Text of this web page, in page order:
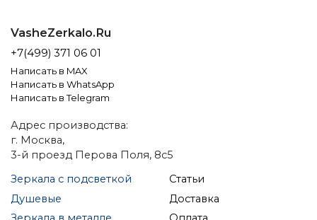
VasheZerkalo.Ru
+7(499) 371 06 01
Написать в MAX
Написать в WhatsApp
Написать в Telegram
Адрес производства:
г. Москва,
3-й проезд Перова Поля, 8с5
Зеркала с подсветкой
Душевые
Статьи
Доставка